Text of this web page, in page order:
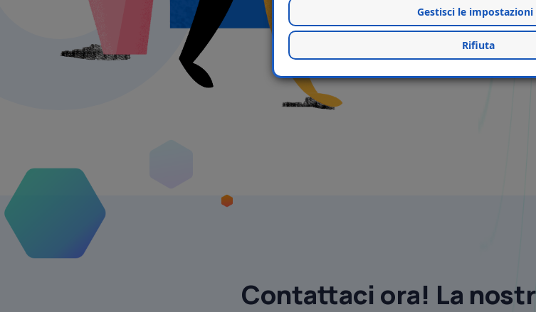
Contattaci ora! La
Gestisci le impostazioni
Rifiuta